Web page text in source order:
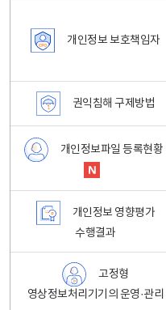
개인정보 보호책임자
권익침해 구제방법
개인정보파일 등록현황
개인정보 영향평가
수행결과
고정형
영상정보처리기기의 운영·관리